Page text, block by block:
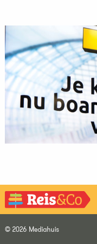
© 2026 Mediahuis